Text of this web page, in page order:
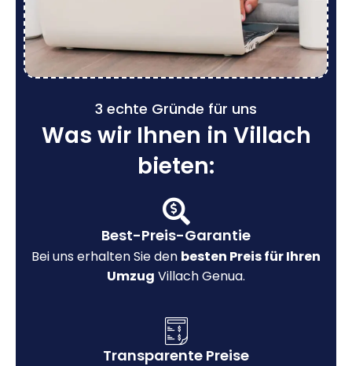
3 echte Gründe für uns
Was wir Ihnen in Villach
bieten:
Best-Preis-Garantie
Bei uns erhalten Sie den besten Preis für Ihren
Umzug Villach Genua.
Transparente Preise